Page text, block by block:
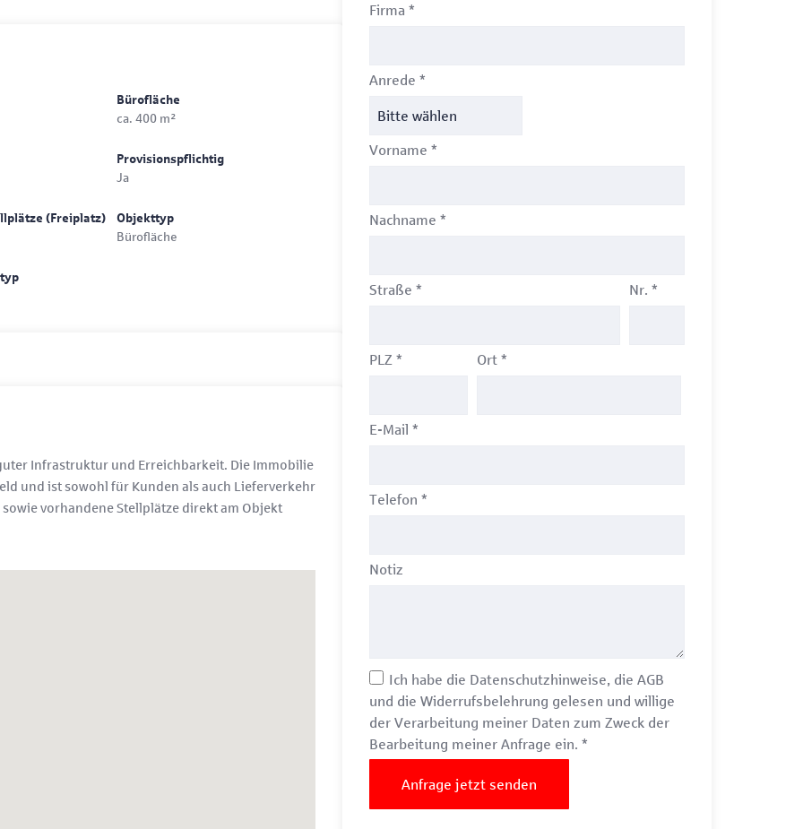
Bürofläche
ca. 400 m²
Provisionspflichtig
Ja
(Freiplatz) Objekttyp
Bürofläche
Infrastruktur und Erreichbarkeit. Die Immobilie
und ist sowohl für Kunden als auch Lieferverkehr
vorhandene Stellplätze direkt am Objekt
Firma*
Anrede*
Vorname*
Nachname*
Straße* Nr. *
PLZ* Ort *
E-Mail*
Telefon*
Notiz
Ich habe die Datenschutzhinweise, die AGB
und dieWiderrufsbelehrung gelesen und willige
der Verarbeitung meiner Daten zum Zweck der
Bearbeitung meiner Anfrage ein.*
Anfrage jetzt senden